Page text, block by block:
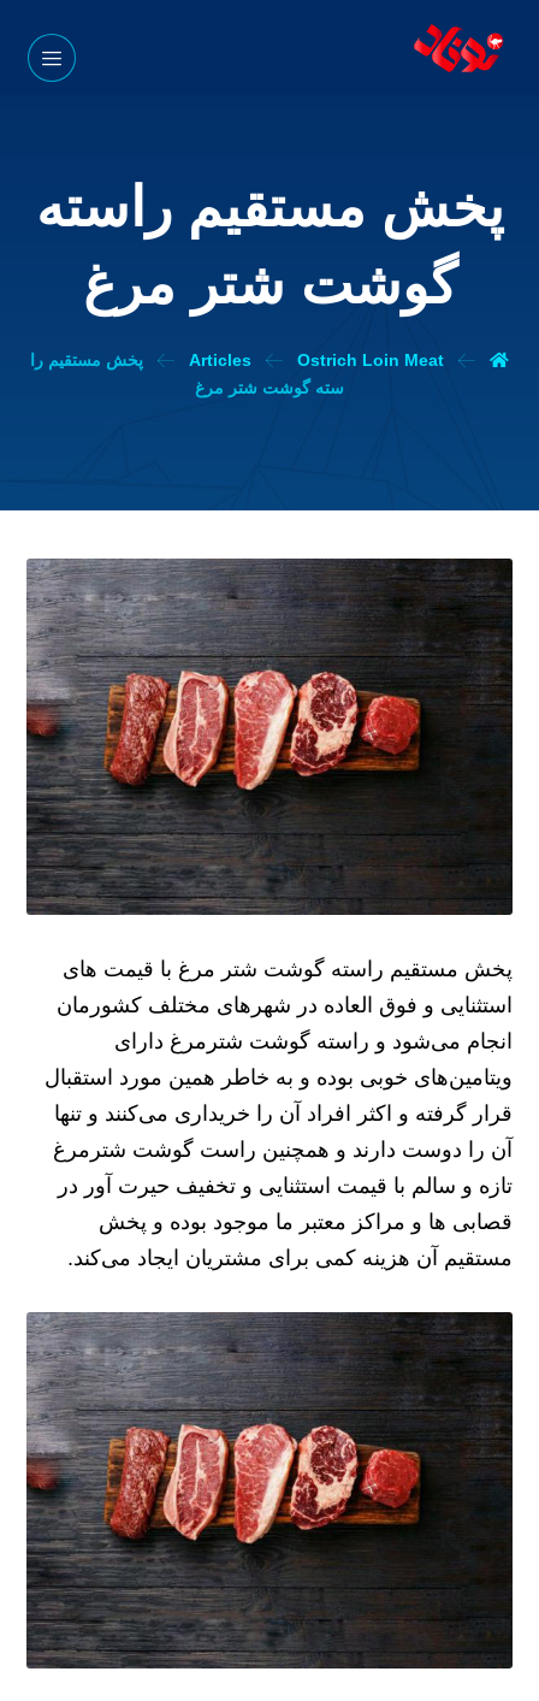
پخش مستقیم راسته
گوشت شتر مرغ
Articles Ostrich Loin Meat
پخش مستقیم را
سته گوشت شتر مرغ
پخش مستقیم راسته گوشت شتر مرغ با قیمت های
استثنایی و فوق العاده در شهرهای مختلف کشورمان
انجام می‌شود و راسته گوشت شترمرغ دارای
ویتامین‌های خوبی بوده و به خاطر همین مورد استقبال
قرار گرفته و اکثر افراد آن را خریداری می‌کنند و تنها
آن را دوست دارند و همچنین راست گوشت شترمرغ
تازه و سالم با قیمت استثنایی و تخفیف حیرت آور در
قصابی ها و مراکز معتبر ما موجود بوده و پخش
مستقیم آن هزینه کمی برای مشتریان ایجاد می‌کند.